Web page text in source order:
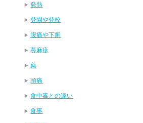
発熱
登園や登校
腹痛や下痢
蕁麻疹
薬
頭痛
食中毒との違い
食事